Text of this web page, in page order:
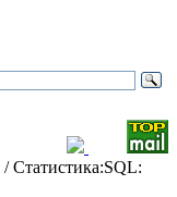
/ Статистика:SQL: